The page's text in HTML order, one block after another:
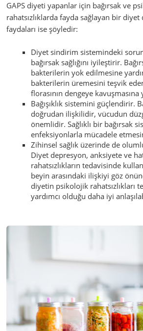
GAPS diyeti yapanlar için bağırsak ve
rahatsızlıklarda fayda sağlayan bir
faydaları ise şöyledir:
Diyet sindirim sistemindeki
bağırsak sağlığını iyileştirir.
bakterilerin yok edilmesine
bakterilerin üremesini teşvik
florasının dengeye kavuşmasına
Bağışıklık sistemini güçlendirir.
doğrudan ilişkilidir, vücudun
önemlidir. Sağlıklı bir bağırsak
enfeksiyonlarla mücadele
Zihinsel sağlık üzerinde de
Diyet depresyon, anksiyete ve
rahatsızlıkların tedavisinde
beyin arasındaki ilişkiyi göz
diyetin psikolojik rahatsızlıkları
yardımcı olduğu daha iyi